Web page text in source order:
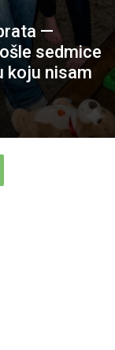
—
sedmice
koju nisam